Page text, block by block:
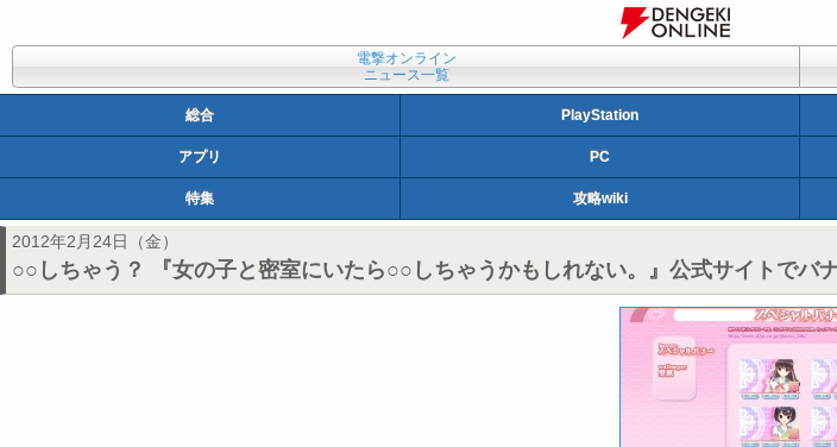
電撃オンライン
ニュース一覧
総合 PlayStation
アプリ PC
特集 攻略wiki
2012年2月24日（金）
○○しちゃう？ 『女の子と密室にいたら○○しちゃうかもしれない。』公式サイトでバ